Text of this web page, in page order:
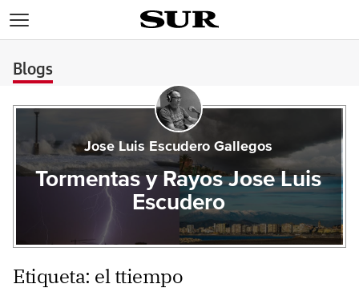
Blogs
Jose Luis Escudero Gallegos
Tormentas y Rayos Jose Luis
Escudero
Etiqueta: el ttiempo